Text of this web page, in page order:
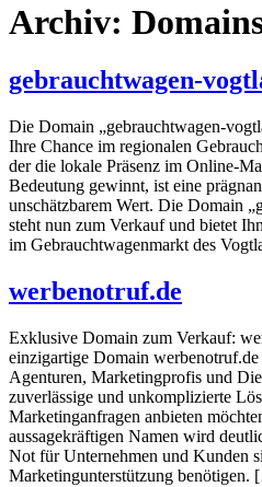
Archiv:
gebrauchtwagen-
Die Domain „gebrauchtwagen-
Ihre Chance im regionalen
der die lokale Präsenz im Online-
Bedeutung gewinnt, ist eine
unschätzbarem Wert. Die Domain
steht nun zum Verkauf und bietet
im Gebrauchtwagenmarkt des
werbenotruf.de
Exklusive Domain zum Verkauf:
einzigartige Domain
Agenturen, Marketingprofis und
zuverlässige und unkomplizierte
Marketinganfragen anbieten
aussagekräftigen Namen wird
Not für Unternehmen und Kunden
Marketingunterstützung